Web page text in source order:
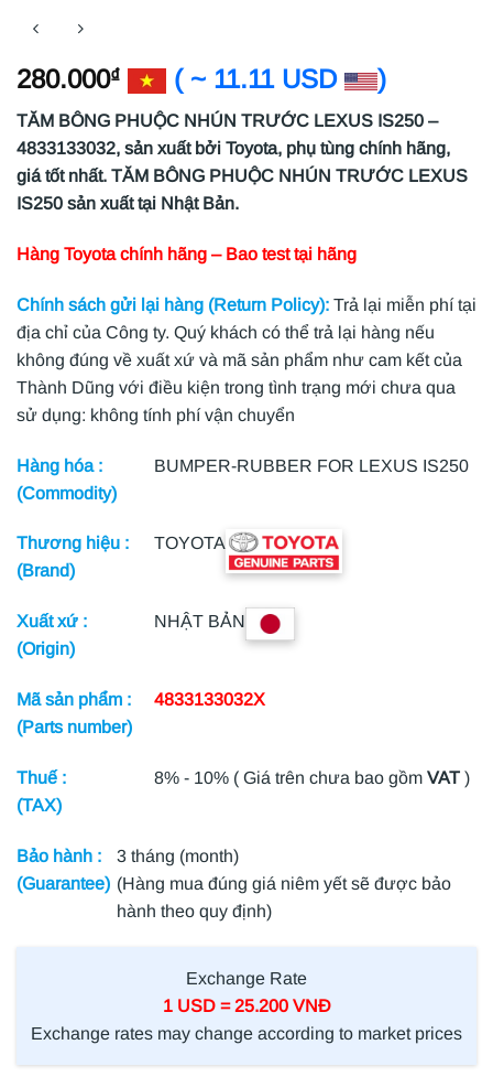
280.000₫ ( ~ 11.11 USD )
TĂM BÔNG PHUỘC NHÚN TRƯỚC LEXUS IS250 –
4833133032, sản xuất bởi Toyota, phụ tùng chính hãng,
giá tốt nhất. TĂM BÔNG PHUỘC NHÚN TRƯỚC LEXUS
IS250 sản xuất tại Nhật Bản.
Hàng Toyota chính hãng – Bao test tại hãng
Chính sách gửi lại hàng (Return Policy): Trả lại miễn phí tại
địa chỉ của Công ty. Quý khách có thể trả lại hàng nếu
không đúng về xuất xứ và mã sản phẩm như cam kết của
Thành Dũng với điều kiện trong tình trạng mới chưa qua
sử dụng: không tính phí vận chuyển
Hàng hóa :
(Commodity)
BUMPER-RUBBER FOR LEXUS IS250
Thương hiệu :
(Brand)
TOYOTA
Xuất xứ :
(Origin)
NHẬT BẢN
Mã sản phẩm :
(Parts number)
4833133032X
Thuế :
(TAX)
8% - 10% ( Giá trên chưa bao gồmVAT )
Bảo hành :
(Guarantee)
3 tháng (month)
(Hàng mua đúng giá niêm yết sẽ được bảo
hành theo quy định)
Exchange Rate
1 USD = 25.200 VNĐ
Exchange rates may change according to market prices